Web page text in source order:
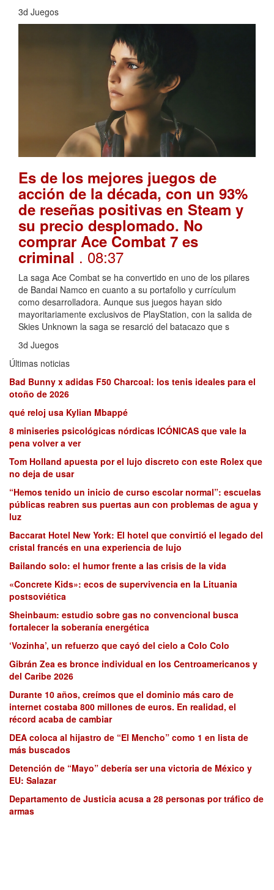
3d Juegos
Es de los mejores juegos de
acción de la década, con un 93%
de reseñas positivas en Steam y
su precio desplomado. No
comprar Ace Combat 7 es
criminal . 08:37
La saga Ace Combat se ha convertido en uno de los pilares
de Bandai Namco en cuanto a su portafolio y currículum
como desarrolladora. Aunque sus juegos hayan sido
mayoritariamente exclusivos de PlayStation, con la salida de
Skies Unknown la saga se resarció del batacazo que s
3d Juegos
Últimas noticias
Bad Bunny x adidas F50 Charcoal: los tenis ideales para el
otoño de 2026
qué reloj usa Kylian Mbappé
8 miniseries psicológicas nórdicas ICÓNICAS que vale la
pena volver a ver
Tom Holland apuesta por el lujo discreto con este Rolex que
no deja de usar
“Hemos tenido un inicio de curso escolar normal”: escuelas
públicas reabren sus puertas aun con problemas de agua y
luz
Baccarat Hotel New York: El hotel que convirtió el legado del
cristal francés en una experiencia de lujo
Bailando solo: el humor frente a las crisis de la vida
«Concrete Kids»: ecos de supervivencia en la Lituania
postsoviética
Sheinbaum: estudio sobre gas no convencional busca
fortalecer la soberanía energética
‘Vozinha’, un refuerzo que cayó del cielo a Colo Colo
Gibrán Zea es bronce individual en los Centroamericanos y
del Caribe 2026
Durante 10 años, creímos que el dominio más caro de
internet costaba 800 millones de euros. En realidad, el
récord acaba de cambiar
DEA coloca al hijastro de “El Mencho” como 1 en lista de
más buscados
Detención de “Mayo” debería ser una victoria de México y
EU: Salazar
Departamento de Justicia acusa a 28 personas por tráfico de
armas